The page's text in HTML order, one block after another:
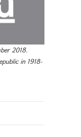
2018.
in 1918-